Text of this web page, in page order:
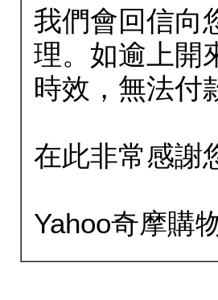
我們會回信向
理。如逾上開
時效，無法付
在此非常感謝
Yahoo奇摩購